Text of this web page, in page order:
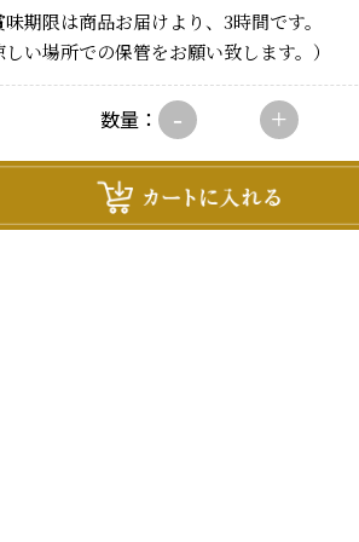
期限は商品お届けより、3時間です。
い場所での保管をお願い致します。）
数量： - +